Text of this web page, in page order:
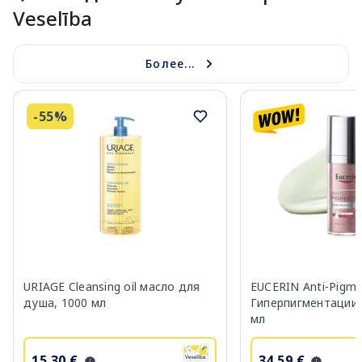
Veselība
Более...
-55%
URIAGE Cleansing oil масло для
душа, 1000 мл
EUCERIN Anti-
мл